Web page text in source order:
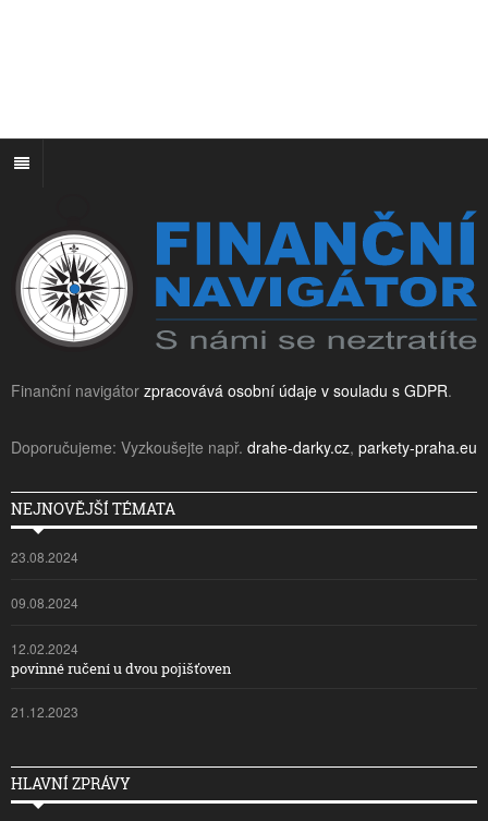
Finanční navigátor zpracovává osobní údaje v souladu s GDPR.
Doporučujeme: Vyzkoušejte např. drahe-darky.cz, parkety-praha.eu
NEJNOVĚJŠÍ TÉMATA
23.08.2024
09.08.2024
12.02.2024
povinné ručení u dvou pojišťoven
21.12.2023
HLAVNÍ ZPRÁVY